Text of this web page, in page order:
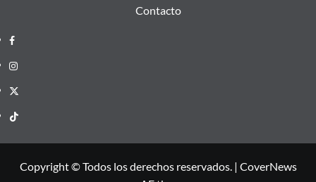
Contacto
Copyright © Todos los derechos reservados. | CoverNews